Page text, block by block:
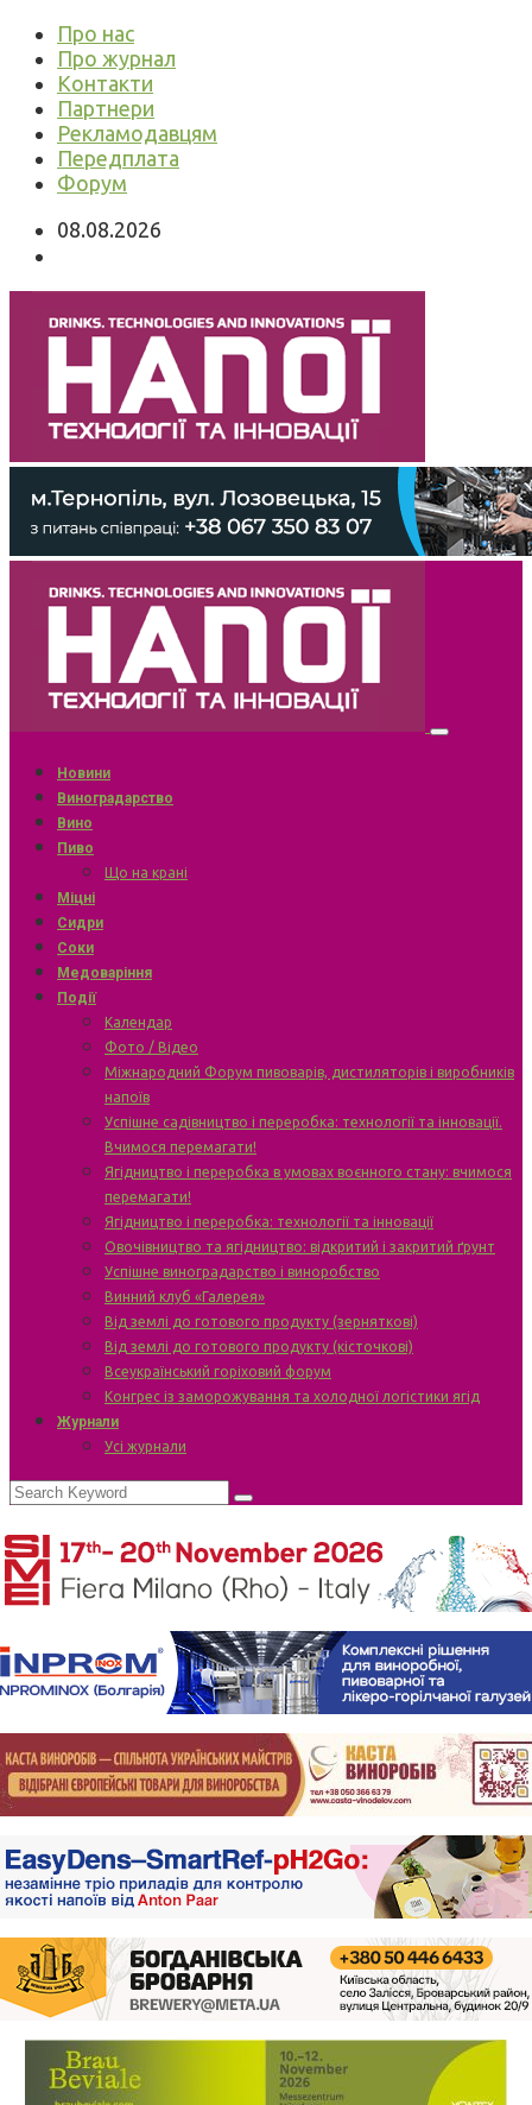
Про нас
Про журнал
Контакти
Партнери
Рекламодавцям
Передплата
Форум
08.08.2026
Новини
Виноградарство
Вино
Пиво
Що на крані
Міцні
Сидри
Соки
Медоваріння
Події
Календар
Фото / Відео
Міжнародний Форум пивоварів, дистиляторів і виробників
напоїв
Успішне садівництво і переробка: технології та інновації.
Вчимося перемагати!
Ягідництво і переробка в умовах воєнного стану: вчимося
перемагати!
Ягідництво і переробка: технології та інновації
Овочівництво та ягідництво: відкритий і закритий ґрунт
Успішне виноградарство і виноробство
Винний клуб «Галерея»
Від землі до готового продукту (зерняткові)
Від землі до готового продукту (кісточкові)
Всеукраїнський горіховий форум
Конгрес із заморожування та холодної логістики ягід
Журнали
Усі журнали